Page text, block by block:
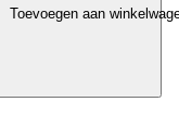
Toevoegen aan